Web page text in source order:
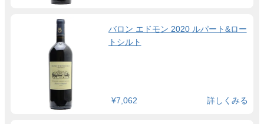
バロン エドモン 2020 ルパート&ロー
トシルト
¥7,062 詳しくみる